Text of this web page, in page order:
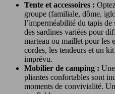
Tente et accessoires :
groupe (familiale, dôme,
l’imperméabilité du tapis
des sardines variées pour
marteau ou maillet pour les
cordes, les tendeurs et un
imprévu.
Mobilier de camping :
pliantes confortables sont
moments de convivialité.